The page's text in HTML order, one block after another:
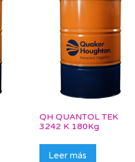
QH QUANTOL TEK
3242 K 180Kg
Leer más